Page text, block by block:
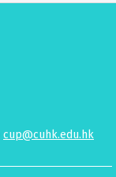
cup@cuhk.edu.hk